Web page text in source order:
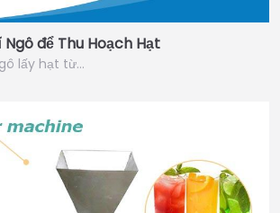
để Thu Hoạch Hạt
lấy hạt từ…